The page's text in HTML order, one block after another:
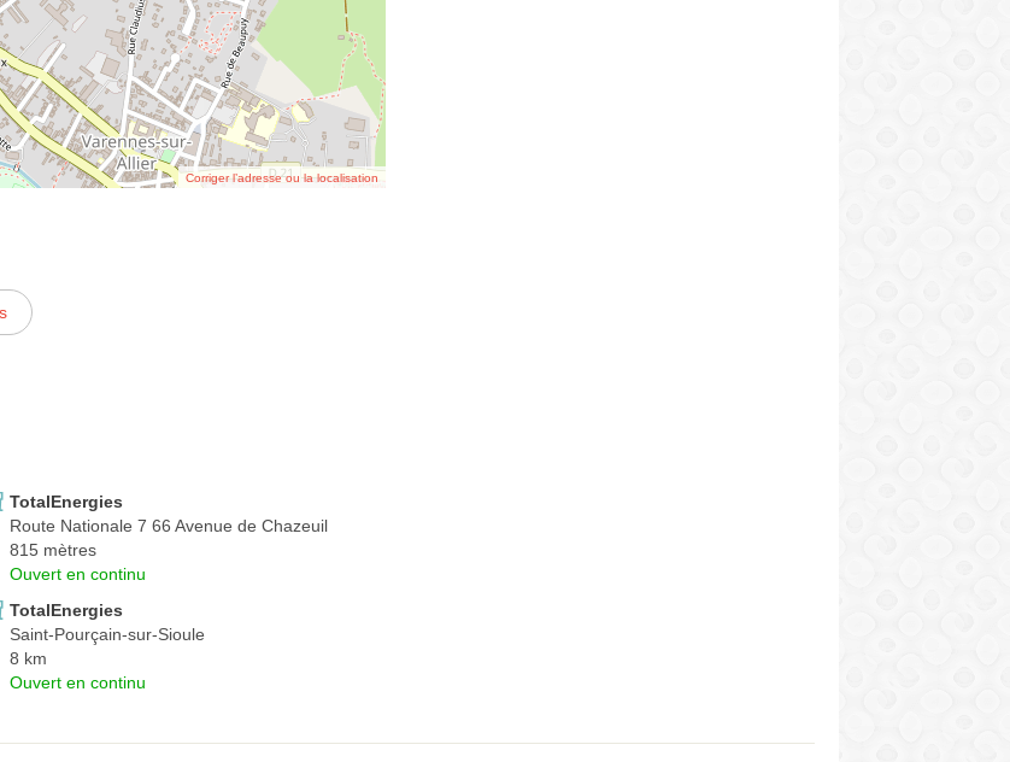
Corriger l’adresse ou la localisation
TotalEnergies
Route Nationale 7 66 Avenue de Chazeuil
815 mètres
Ouvert en continu
TotalEnergies
Saint-Pourçain-sur-Sioule
8 km
Ouvert en continu